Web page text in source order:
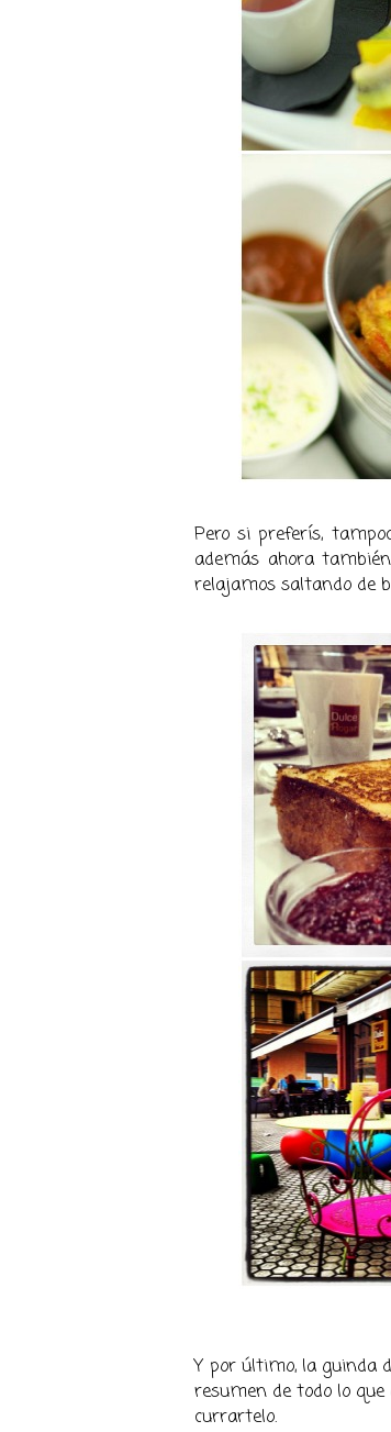
Pero si preferís,
además ahora
relajamos saltando de
Y por último, la guinda
resumen de todo lo
currartelo.